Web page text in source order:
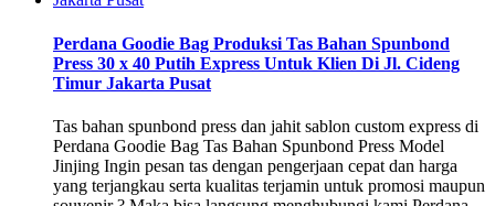
Perdana Goodie Bag Produksi Tas Bahan Spunbond
Press 30 x 40 Putih Express Untuk Klien Di Jl. Cideng
Timur Jakarta Pusat
Tas bahan spunbond press dan jahit sablon custom express di
Perdana Goodie Bag Tas Bahan Spunbond Press Model
Jinjing Ingin pesan tas dengan pengerjaan cepat dan harga
yang terjangkau serta kualitas terjamin untuk promosi maupun